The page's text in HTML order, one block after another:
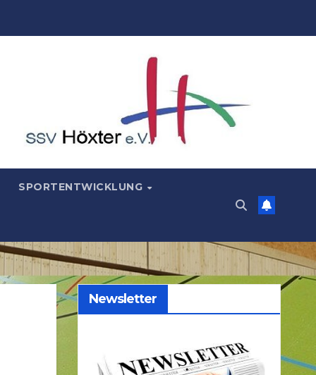
SPORTENTWICKLUNG
Newsletter